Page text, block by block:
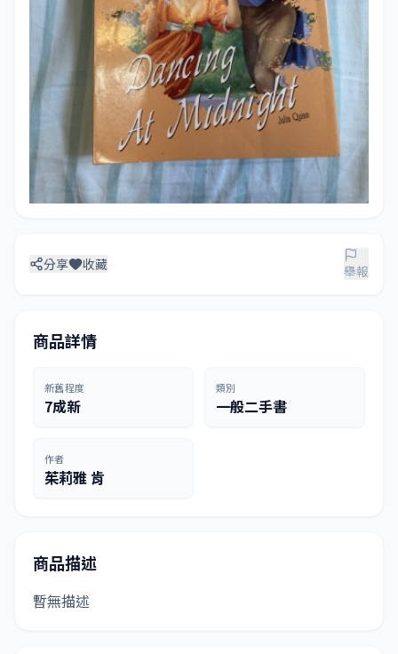
分享 收藏 舉報
商品詳情
新舊程度
7成新
類別
一般二手書
作者
茱莉雅 肯
商品描述
暫無描述